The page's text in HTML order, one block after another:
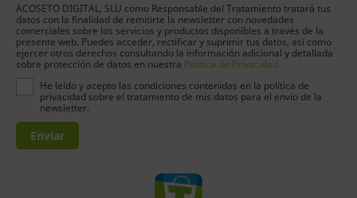
ACOSETO DIGITAL, SLU como Responsable del Tratamiento tratará tus
datos con la finalidad de remitirte la newsletter con novedades
comerciales sobre los servicios y productos disponibles a través de la
presente web. Puedes acceder, rectificar y suprimir tus datos, así como
ejercer otros derechos consultando la información adicional y detallada
sobre protección de datos en nuestra Política de Privacidad
He leído y acepto las condiciones contenidas en la política de
privacidad sobre el tratamiento de mis datos para el envío de la
newsletter.
Enviar